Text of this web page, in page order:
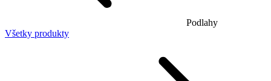
Podlahy
Všetky produkty